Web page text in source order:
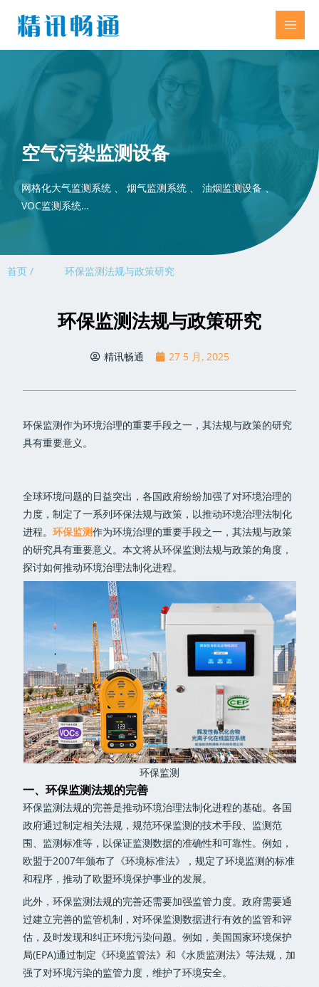
空气污染监测设备
网格化大气监测系统 、 烟气监测系统 、 油烟监测设备 、
VOC监测系统…
首页 / 环保监测法规与政策研究
环保监测法规与政策研究
精讯畅通 27 5 月, 2025
环保监测作为环境治理的重要手段之一，其法规与政策的研究
具有重要意义。
全球环境问题的日益突出，各国政府纷纷加强了对环境治理的
力度，制定了一系列环保法规与政策，以推动环境治理法制化
进程。环保监测作为环境治理的重要手段之一，其法规与政策
的研究具有重要意义。本文将从环保监测法规与政策的角度，
探讨如何推动环境治理法制化进程。
环保监测
一、环保监测法规的完善
环保监测法规的完善是推动环境治理法制化进程的基础。各国
政府通过制定相关法规，规范环保监测的技术手段、监测范
围、监测标准等，以保证监测数据的准确性和可靠性。例如，
欧盟于2007年颁布了《环境标准法》，规定了环境监测的标准
和程序，推动了欧盟环境保护事业的发展。
此外，环保监测法规的完善还需要加强监管力度。政府需要通
过建立完善的监管机制，对环保监测数据进行有效的监管和评
估，及时发现和纠正环境污染问题。例如，美国国家环境保护
局(EPA)通过制定《环境监管法》和《水质监测法》等法规，加
强了对环境污染的监管力度，维护了环境安全。